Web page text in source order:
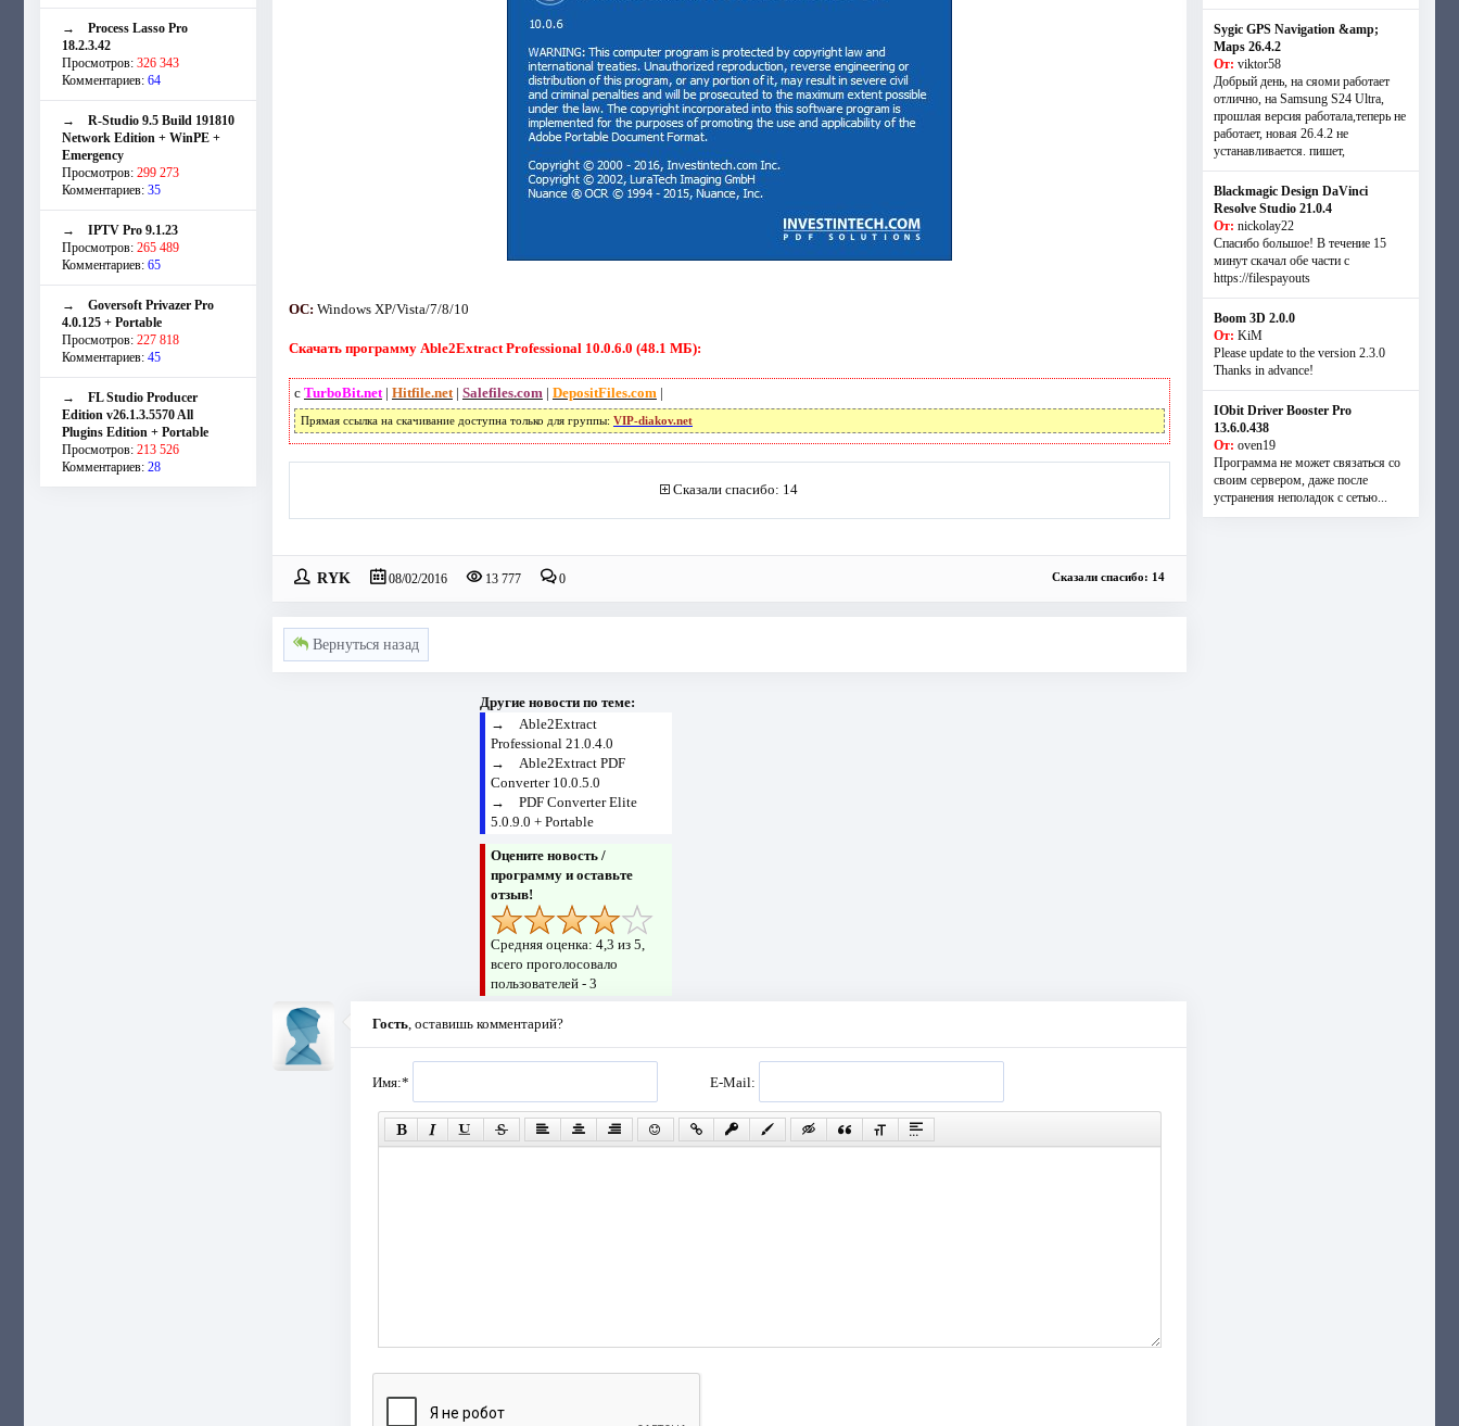
→ Process Lasso Pro
18.2.3.42
Просмотров: 326 343
Комментариев: 64
→ R-Studio 9.5 Build 191810
Network Edition + WinPE +
Emergency
Просмотров: 299 273
Комментариев: 35
→ IPTV Pro 9.1.23
Просмотров: 265 489
Комментариев: 65
→ Goversoft Privazer Pro
4.0.125 + Portable
Просмотров: 227 818
Комментариев: 45
→ FL Studio Producer
Edition v26.1.3.5570 All
Plugins Edition + Portable
Просмотров: 213 526
Комментариев: 28
ОС: Windows XP/Vista/7/8/10
Скачать программу Able2Extract Professional 10.0.6.0 (48.1 МБ):
с TurboBit.net| Hitfile.net| Salefiles.com| DepositFiles.com|
Прямая ссылка на скачивание доступна только для группы: VIP-diakov.net
Сказали спасибо: 14
RYK 08/02/2016 13 777 0 Сказали спасибо: 14
Вернуться назад
Другие новости по теме:
→ Able2Extract
Professional 21.0.4.0
→ Able2Extract PDF
Converter 10.0.5.0
→ PDF Converter Elite
5.0.9.0 + Portable
Оцените новость /
программу и оставьте
отзыв!
Средняя оценка: 4,3 из 5,
всего проголосовало
пользователей - 3
Гость, оставишь комментарий?
Имя:* E-Mail:
Sygic GPS Navigation &amp;
Maps 26.4.2
От: viktor58
Добрый день, на сяоми работает
отлично, на Samsung S24 Ultra,
прошлая версия работала,теперь не
работает, новая 26.4.2 не
устанавливается. пишет,
Blackmagic Design DaVinci
Resolve Studio 21.0.4
От: nickolay22
Спасибо большое! В течение 15
минут скачал обе части с
https://filespayouts
Boom 3D 2.0.0
От: KiM
Please update to the version 2.3.0
Thanks in advance!
IObit Driver Booster Pro
13.6.0.438
От: oven19
Программа не может связаться со
своим сервером, даже после
устранения неполадок с сетью...